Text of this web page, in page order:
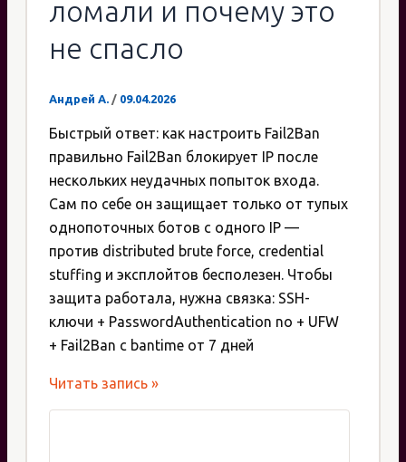
ломали и почему это
не спасло
Андрей А. / 09.04.2026
Быстрый ответ: как настроить Fail2Ban
правильно Fail2Ban блокирует IP после
нескольких неудачных попыток входа.
Сам по себе он защищает только от тупых
однопоточных ботов с одного IP —
против distributed brute force, credential
stuffing и эксплойтов бесполезен. Чтобы
защита работала, нужна связка: SSH-
ключи + PasswordAuthentication no + UFW
+ Fail2Ban с bantime от 7 дней
Fail2Ban
vs
Читать запись »